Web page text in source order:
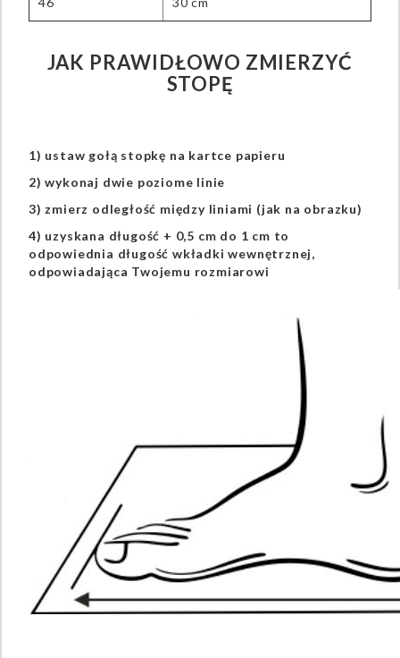
JAK PRAWIDŁOWO ZMIERZYĆ
STOPĘ
1) ustaw gołą stopkę na kartce papieru
2) wykonaj dwie poziome linie
3) zmierz odległość między liniami (jak na obrazku)
4) uzyskana długość + 0,5 cm do 1 cm to
odpowiednia długość wkładki wewnętrznej,
odpowiadająca Twojemu rozmiarowi